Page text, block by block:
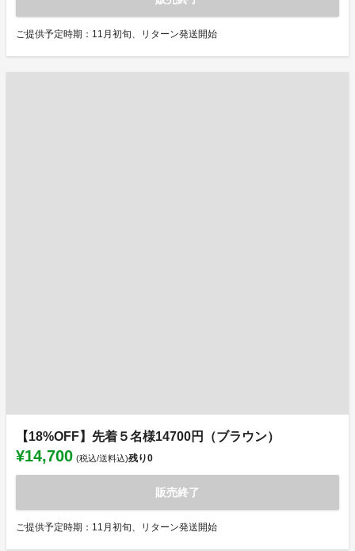
ご提供予定時期：11月初旬、リターン発送開始
【18%OFF】先着５名様14700円（ブラウン）
¥14,700 (税込/送料込)残り0
販売終了
ご提供予定時期：11月初旬、リターン発送開始